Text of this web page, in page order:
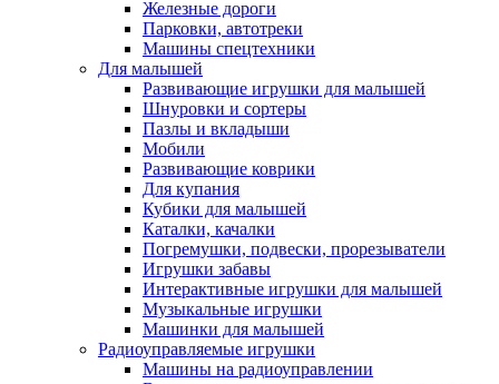
Железные дороги
Парковки, автотреки
Машины спецтехники
Для малышей
Развивающие игрушки для малышей
Шнуровки и сортеры
Пазлы и вкладыши
Мобили
Развивающие коврики
Для купания
Кубики для малышей
Каталки, качалки
Погремушки, подвески, прорезыватели
Игрушки забавы
Интерактивные игрушки для малышей
Музыкальные игрушки
Машинки для малышей
Радиоуправляемые игрушки
Машины на радиоуправлении